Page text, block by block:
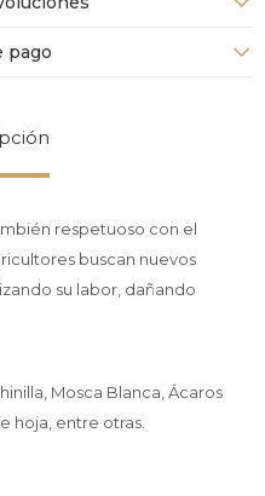
pago
respetuoso con el
buscan nuevos
su labor, dañando
Mosca Blanca, Ácaros
hoja, entre otras.